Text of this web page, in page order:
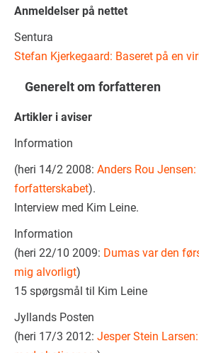
Anmeldelser på nettet
Sentura
Stefan Kjerkegaard: Baseret på en
Generelt om forfatteren
Artikler i aviser
Information
(heri 14/2 2008: Anders Rou Jensen:
forfatterskabet).
Interview med Kim Leine.
Information
(heri 22/10 2009: Dumas var den
mig alvorligt)
15 spørgsmål til Kim Leine
Jyllands Posten
(heri 17/3 2012: Jesper Stein